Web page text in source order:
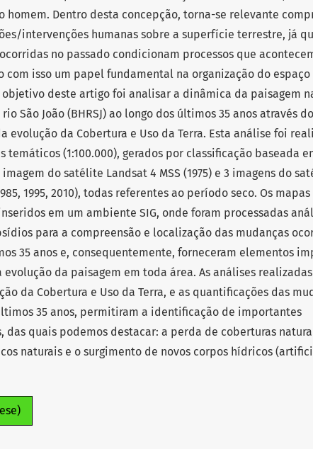
homem. Dentro desta concepção, torna-se relevante
intervenções humanas sobre a superfície terrestre, já
no passado condicionam processos que
com isso um papel fundamental na organização do espaço
objetivo deste artigo foi analisar a dinâmica da paisagem
São João (BHRSJ) ao longo dos últimos 35 anos através do
evolução da Cobertura e Uso da Terra. Esta análise foi
temáticos (1:100.000), gerados por classificação baseada
do satélite Landsat 4 MSS (1975) e 3 imagens do
1995, 2010), todas referentes ao período seco. Os
em um ambiente SIG, onde foram processadas
para a compreensão e localização das mudanças
35 anos e, consequentemente, forneceram elementos
evolução da paisagem em toda área. As análises
da Cobertura e Uso da Terra, e as quantificações das
35 anos, permitiram a identificação de importantes
das quais podemos destacar: a perda de coberturas
naturais e o surgimento de novos corpos hídricos